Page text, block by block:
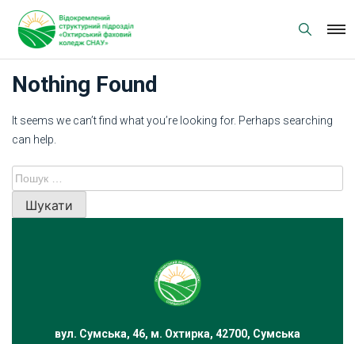
Skip
to
content
Nothing Found
It seems we can’t find what you’re looking for. Perhaps searching
can help.
Пошук:
вул. Сумська, 46, м. Охтирка, 42700, Сумська